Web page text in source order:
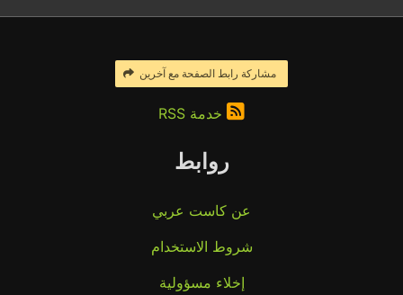
مشاركة رابط الصفحة مع آخرين
خدمة RSS
روابط
عن كاست عربي
شروط الاستخدام
إخلاء مسؤولية